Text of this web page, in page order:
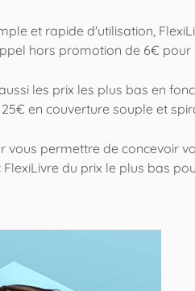
et rapide d'utilisation,
hors promotion de 6€
les prix les plus bas en
en couverture souple et
vous permettre de concevoir
du prix le plus bas